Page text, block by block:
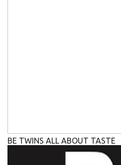
BE TWINS ALL ABOUT TASTE